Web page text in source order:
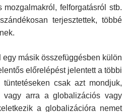
felforgatásról stb.
terjesztettek, többé
egy másik összefüggésben külön
előrelépést jelentett a többi
csak azt mondjuk,
vagy arra a globalizációs vagy
a globali­zációra nemet